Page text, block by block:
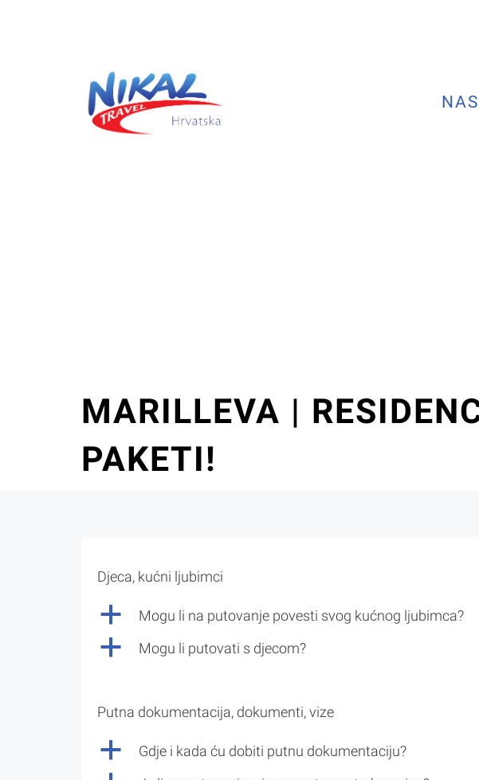
MARILLEVA |
PAKETI!
Djeca, kućni ljubimci
a Mogu li na putovanje povesti svog kućnog ljubimca?
a Mogu li putovati s djecom?
Putna dokumentacija, dokumenti, vize
a Gdje i kada ću dobiti putnu dokumentaciju?